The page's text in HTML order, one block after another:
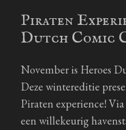
Piraten
Dutch Comic
November is Heroes
Deze wintereditie
Piraten experience!
een willekeurig